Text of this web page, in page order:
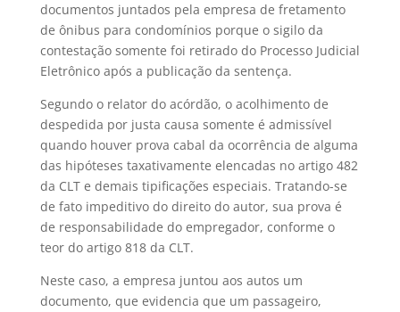
documentos juntados pela empresa de fretamento
de ônibus para condomínios porque o sigilo da
contestação somente foi retirado do Processo Judicial
Eletrônico após a publicação da sentença.
Segundo o relator do acórdão, o acolhimento de
despedida por justa causa somente é admissível
quando houver prova cabal da ocorrência de alguma
das hipóteses taxativamente elencadas no artigo 482
da CLT e demais tipificações especiais. Tratando-se
de fato impeditivo do direito do autor, sua prova é
de responsabilidade do empregador, conforme o
teor do artigo 818 da CLT.
Neste caso, a empresa juntou aos autos um
documento, que evidencia que um passageiro,